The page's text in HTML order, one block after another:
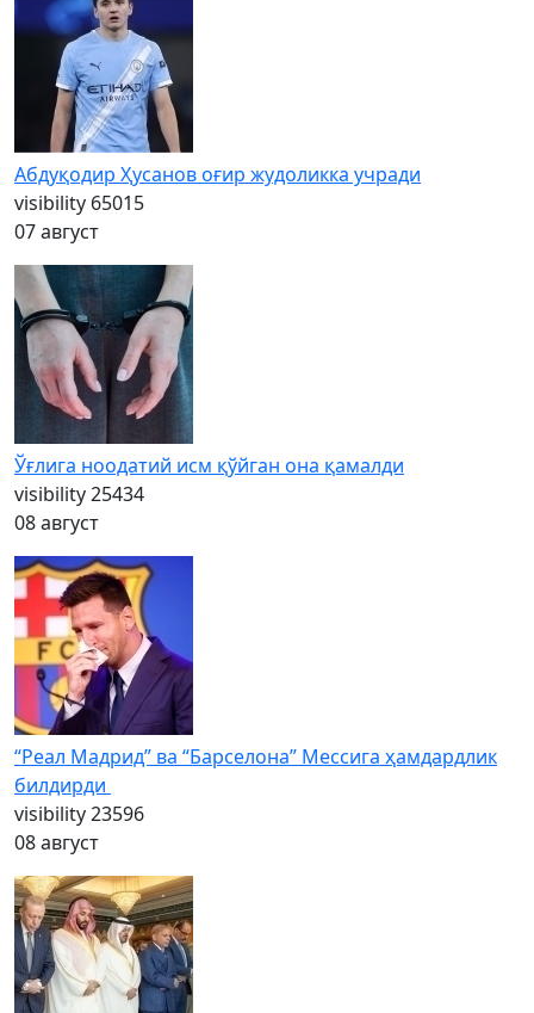
Абдуқодир Ҳусанов оғир жудоликка учради
visibility 65015
07 август
Ўғлига ноодатий исм қўйган она қамалди
visibility25434
08 август
“Реал Мадрид” ва “Барселона” Мессига ҳамдардлик
билдирди
visibility23596
08 август